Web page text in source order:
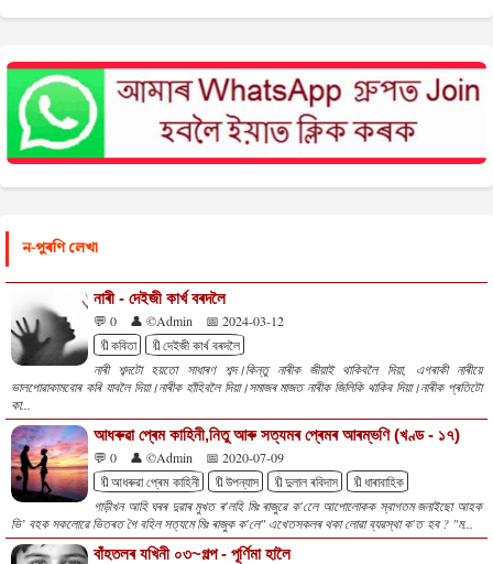
ন-পুৰণি লেখা
নাৰী - দেইজী কাৰ্খ বৰদলৈ
💬 0 👤 ©Admin
📅 2024-03-12
🔖কবিতা
🔖দেইজী কাৰ্খ বৰদলৈ
নাৰী শব্দটো হয়তো সাধাৰণ শব্দ।কিন্তু নাৰীক জীয়াই থাকিবলৈ দিয়া, এগৰাকী নাৰীয়ে
ভালপোৱাকামবোৰ কৰি যাবলৈ দিয়া।নাৰীক হাঁহিবলৈ দিয়া।সমাজৰ মাজত নাৰীক জিলিকি থাকিব দিয়া।নাৰীক প্ৰতিটো
কা...
আধৰুৱা প্ৰেম কাহিনী,নিতু আৰু সত্যমৰ প্ৰেমৰ আৰম্ভণি (খণ্ড - ১৭)
💬 0 👤 ©Admin
📅 2020-07-09
🔖আধৰুৱা প্ৰেম কাহিনী
🔖উপন্যাস 🔖দুলাল ৰবিদাস
🔖ধাৰাবাহিক
গাড়ীখন আহি ঘৰৰ দুৱাৰ মুখত ৰ'লহি মিঃ ৰাজুৱে ক'লেে আপোলোকক স্বাগতম জনাইছো আহক
ভি’ বহক সকলোৱে ভিতৰত গৈ বহিল সত্যমে মিঃ ৰাজুক ক'লে" এখেতসকলৰ থকা লোৱা ব্যৱস্থা ক'ত হব ? "ম...
বাঁহতলৰ যখিনী ০৩~গল্প - পূৰ্ণিমা হালৈ